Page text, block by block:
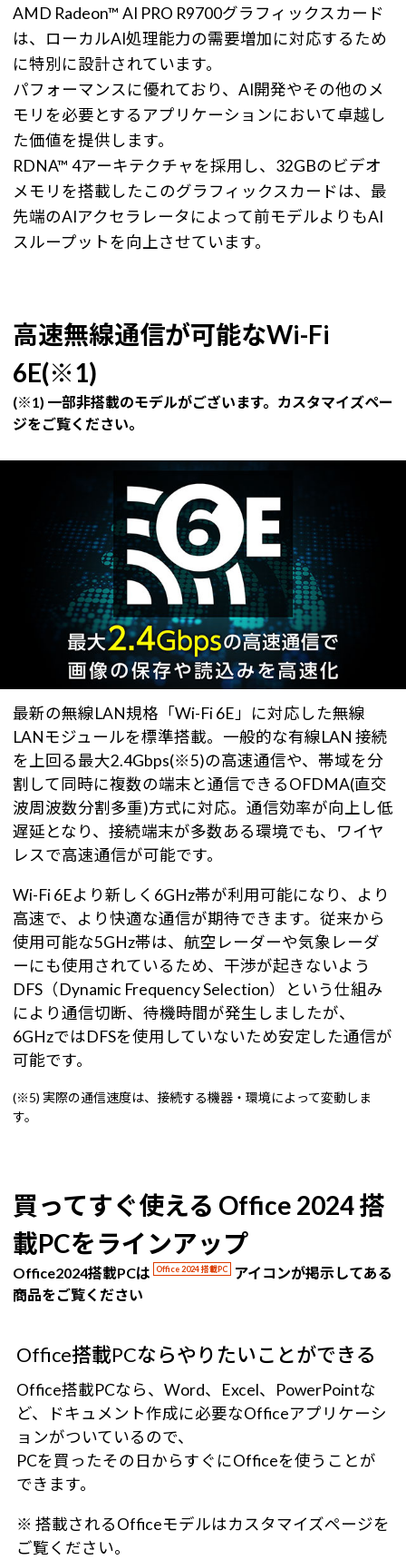
AMD Radeon™ AI PRO R9700グラフィックスカード
は、ローカルAI処理能力の需要増加に対応するため
に特別に設計されています。
パフォーマンスに優れており、AI開発やその他のメ
モリを必要とするアプリケーションにおいて卓越し
た価値を提供します。
RDNA™ 4アーキテクチャを採用し、32GBのビデオ
メモリを搭載したこのグラフィックスカードは、最
先端のAIアクセラレータによって前モデルよりもAI
スループットを向上させています。
高速無線通信が可能なWi-Fi
6E(※1)
(※1) 一部非搭載のモデルがございます。カスタマイズペー
ジをご覧ください。
最新の無線LAN規格「Wi-Fi 6E」に対応した無線
LANモジュールを標準搭載。一般的な有線LAN 接続
を上回る最大2.4Gbps(※5)の高速通信や、帯域を分
割して同時に複数の端末と通信できるOFDMA(直交
波周波数分割多重)方式に対応。通信効率が向上し低
遅延となり、接続端末が多数ある環境でも、ワイヤ
レスで高速通信が可能です。
Wi-Fi 6Eより新しく6GHz帯が利用可能になり、より
高速で、より快適な通信が期待できます。従来から
使用可能な5GHz帯は、航空レーダーや気象レーダ
ーにも使用されているため、干渉が起きないよう
DFS（Dynamic Frequency Selection）という仕組み
により通信切断、待機時間が発生しましたが、
6GHzではDFSを使用していないため安定した通信が
可能です。
(※5) 実際の通信速度は、接続する機器・環境によって変動しま
す。
買ってすぐ使える Office 2024 搭
載PCをラインアップ
Office2024搭載PCは Office 2024 搭載PC
アイコンが掲示してある
商品をご覧ください
Office搭載PCならやりたいことができる
Office搭載PCなら、Word、Excel、PowerPointな
ど、ドキュメント作成に必要なOfficeアプリケーシ
ョンがついているので、
PCを買ったその日からすぐにOfficeを使うことが
できます。
※ 搭載されるOfficeモデルはカスタマイズページを
ご覧ください。